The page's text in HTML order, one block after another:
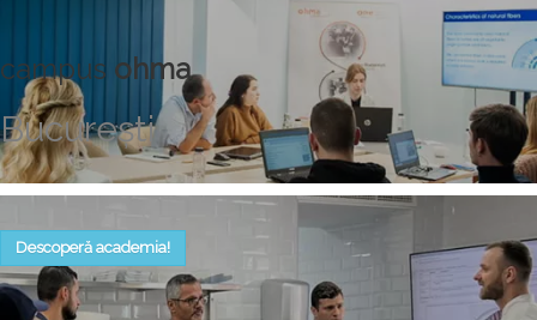
campus ohma
Bucureşti
Descoperă academia!